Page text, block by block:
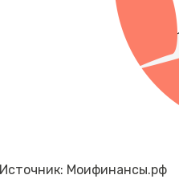
Источник: Моифинансы.рф